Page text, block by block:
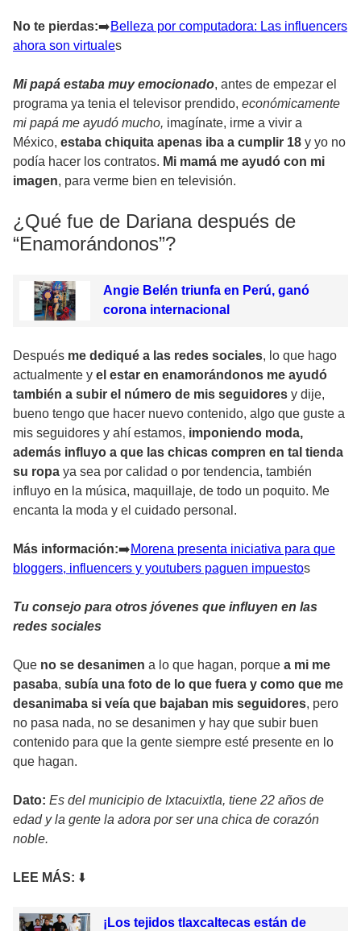
No te pierdas:➡️Belleza por computadora: Las influencers
ahora son virtuales
Mi papá estaba muy emocionado, antes de empezar el
programa ya tenia el televisor prendido, económicamente
mi papá me ayudó mucho, imagínate, irme a vivir a
México, estaba chiquita apenas iba a cumplir 18 y yo no
podía hacer los contratos. Mi mamá me ayudó con mi
imagen, para verme bien en televisión.
¿Qué fue de Dariana después de
“Enamorándonos”?
Angie Belén triunfa en Perú, ganó
corona internacional
Después me dediqué a las redes sociales, lo que hago
actualmente y el estar en enamorándonos me ayudó
también a subir el número de mis seguidores y dije,
bueno tengo que hacer nuevo contenido, algo que guste a
mis seguidores y ahí estamos, imponiendo moda,
además influyo a que las chicas compren en tal tienda
su ropa ya sea por calidad o por tendencia, también
influyo en la música, maquillaje, de todo un poquito. Me
encanta la moda y el cuidado personal.
Más información:➡️Morena presenta iniciativa para que
bloggers, influencers y youtubers paguen impuestos
Tu consejo para otros jóvenes que influyen en las
redes sociales
Que no se desanimen a lo que hagan, porque a mi me
pasaba, subía una foto de lo que fuera y como que me
desanimaba si veía que bajaban mis seguidores, pero
no pasa nada, no se desanimen y hay que subir buen
contenido para que la gente siempre esté presente en lo
que hagan.
Dato: Es del municipio de Ixtacuixtla, tiene 22 años de
edad y la gente la adora por ser una chica de corazón
noble.
LEE MÁS: ⬇️
¡Los tejidos tlaxcaltecas están de